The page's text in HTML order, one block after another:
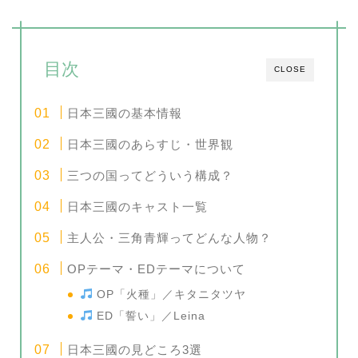
CLOSE
目次
日本三國の基本情報
日本三國のあらすじ・世界観
三つの国ってどういう構成？
日本三國のキャスト一覧
主人公・三角青輝ってどんな人物？
OPテーマ・EDテーマについて
OP「火種」／キタニタツヤ
ED「誓い」／Leina
日本三國の見どころ3選